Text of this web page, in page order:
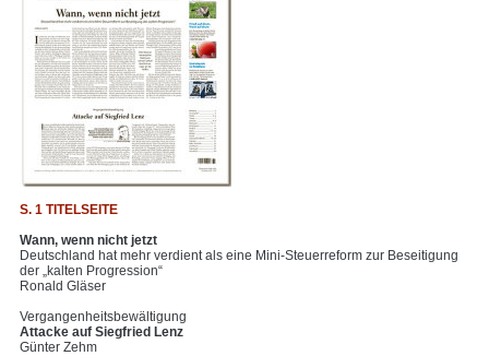
S. 1 TITELSEITE
Wann, wenn nicht jetzt
Deutschland hat mehr verdient als eine Mini-Steuerreform zur Beseitigung
der „kalten Progression“
Ronald Gläser
Vergangenheitsbewältigung
Attacke auf Siegfried Lenz
Günter Zehm